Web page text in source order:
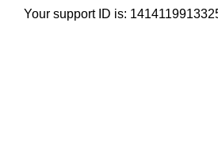
Your support ID is: